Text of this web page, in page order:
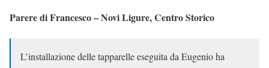
Parere di Francesco – Novi Ligure, Centro Storico
L’installazione delle tapparelle eseguita da Eugenio ha